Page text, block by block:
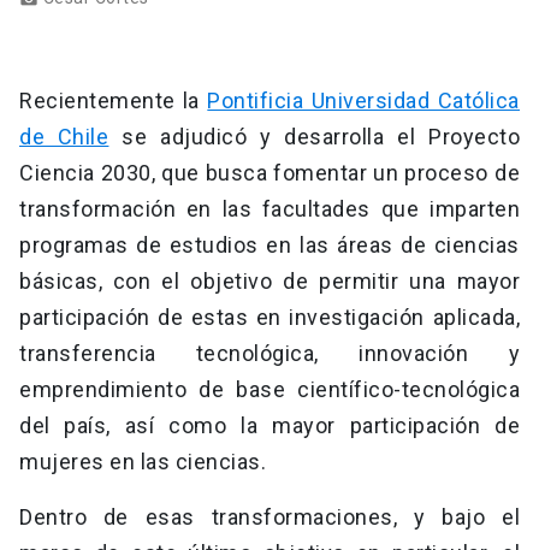
Recientemente la Pontificia Universidad Católica
de Chile se adjudicó y desarrolla el Proyecto
Ciencia 2030, que busca fomentar un proceso de
transformación en las facultades que imparten
programas de estudios en las áreas de ciencias
básicas, con el objetivo de permitir una mayor
participación de estas en investigación aplicada,
transferencia tecnológica, innovación y
emprendimiento de base científico-tecnológica
del país, así como la mayor participación de
mujeres en las ciencias.
Dentro de esas transformaciones, y bajo el